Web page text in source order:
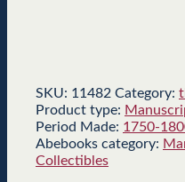
SKU: 11482 Category:
Product type:
Period Made: 1750-
Abebooks category:
Collectibles